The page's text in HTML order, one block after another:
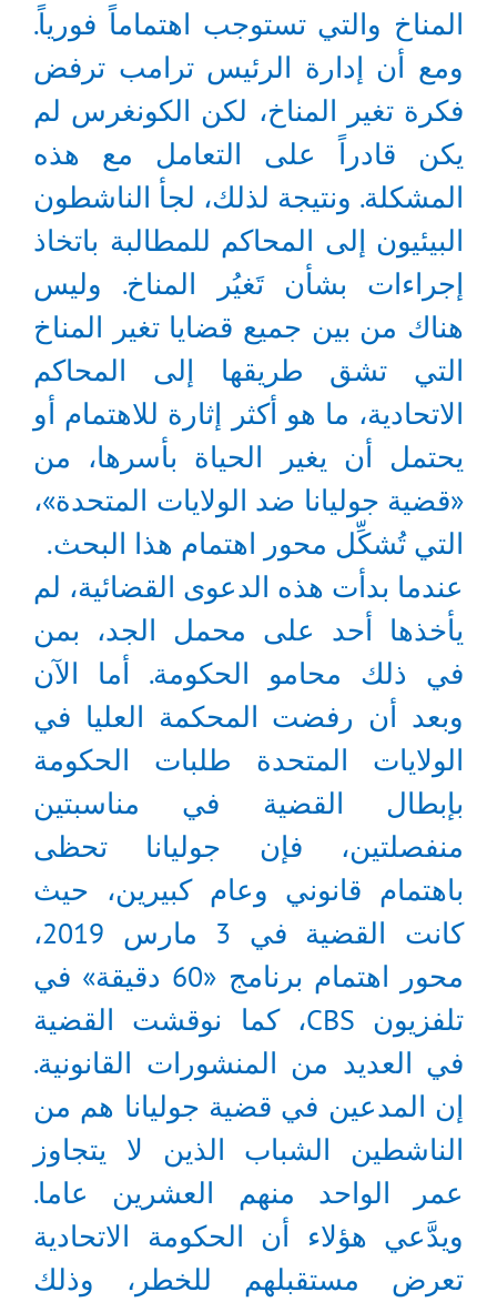
المناخ والتي تستوجب اهتماماً فورياً.
ومع أن إدارة الرئيس ترامب ترفض
فكرة تغير المناخ، لكن الكونغرس لم
يكن قادراً على التعامل مع هذه
المشكلة. ونتيجة لذلك، لجأ الناشطون
البيئيون إلى المحاكم للمطالبة باتخاذ
إجراءات بشأن تَغيُر المناخ. وليس
هناك من بين جميع قضايا تغير المناخ
التي تشق طريقها إلى المحاكم
الاتحادية، ما هو أكثر إثارة للاهتمام أو
يحتمل أن يغير الحياة بأسرها، من
«قضية جوليانا ضد الولايات المتحدة»،
التي تُشكِّل محور اهتمام هذا البحث.
عندما بدأت هذه الدعوى القضائية، لم
يأخذها أحد على محمل الجد، بمن
في ذلك محامو الحكومة. أما الآن
وبعد أن رفضت المحكمة العليا في
الولايات المتحدة طلبات الحكومة
بإبطال القضية في مناسبتين
منفصلتين، فإن جوليانا تحظى
باهتمام قانوني وعام كبيرين، حيث
كانت القضية في 3 مارس 2019،
محور اهتمام برنامج «60 دقيقة» في
تلفزيون CBS، كما نوقشت القضية
في العديد من المنشورات القانونية.
إن المدعين في قضية جوليانا هم من
الناشطين الشباب الذين لا يتجاوز
عمر الواحد منهم العشرين عاما.
ويدَّعي هؤلاء أن الحكومة الاتحادية
تعرض مستقبلهم للخطر، وذلك